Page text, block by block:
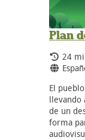
Plan
24
El
llevando
de un
forma